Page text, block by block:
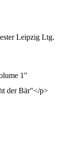
Leipzig Ltg.
1"
der Bär"</p>